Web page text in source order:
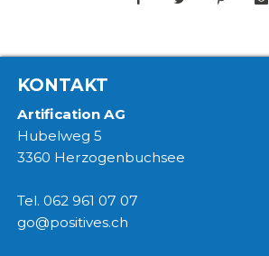
KONTAKT
Artification AG
Hubelweg 5
3360 Herzogenbuchsee
Tel. 062 961 07 07
go@positives.ch